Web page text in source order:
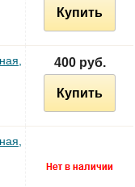
Купить
400 руб.
Купить